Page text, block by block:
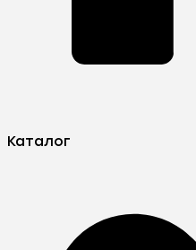
Каталог